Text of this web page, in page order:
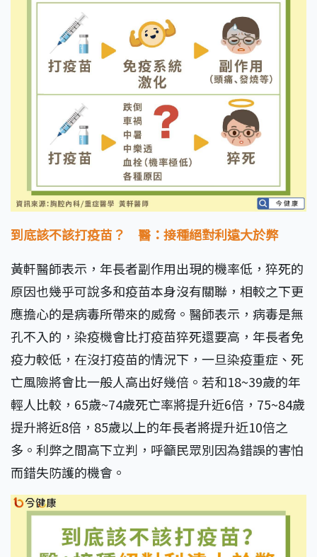
到底該不該打疫苗？ 醫：接種絕對利遠大於弊
黃軒醫師表示，年長者副作用出現的機率低，猝死的
原因也幾乎可說多和疫苗本身沒有關聯，相較之下更
應擔心的是病毒所帶來的威脅。醫師表示，病毒是無
孔不入的，染疫機會比打疫苗猝死還要高，年長者免
疫力較低，在沒打疫苗的情況下，一旦染疫重症、死
亡風險將會比一般人高出好幾倍。若和18~39歲的年
輕人比較，65歲~74歲死亡率將提升近6倍，75~84歲
提升將近8倍，85歲以上的年長者將提升近10倍之
多。利弊之間高下立判，呼籲民眾別因為錯誤的害怕
而錯失防護的機會。